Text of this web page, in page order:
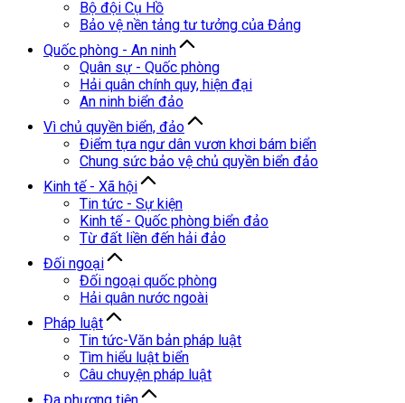
Bộ đội Cụ Hồ
Bảo vệ nền tảng tư tưởng của Đảng
Quốc phòng - An ninh
Quân sự - Quốc phòng
Hải quân chính quy, hiện đại
An ninh biển đảo
Vì chủ quyền biển, đảo
Điểm tựa ngư dân vươn khơi bám biển
Chung sức bảo vệ chủ quyền biển đảo
Kinh tế - Xã hội
Tin tức - Sự kiện
Kinh tế - Quốc phòng biển đảo
Từ đất liền đến hải đảo
Đối ngoại
Đối ngoại quốc phòng
Hải quân nước ngoài
Pháp luật
Tin tức-Văn bản pháp luật
Tìm hiểu luật biển
Câu chuyện pháp luật